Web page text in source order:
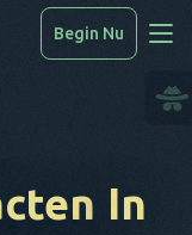
Begin Nu
In